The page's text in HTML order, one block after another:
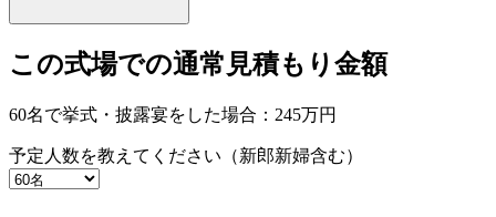
この式場での通常見積もり金額
60名で挙式・披露宴をした場合： 245万円
予定人数を教えてください（新郎新婦含む）